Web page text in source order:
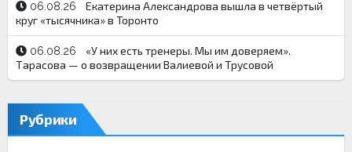
06.08.26
Екатерина Александрова вышла в четвёртый
круг «тысячника» в Торонто
06.08.26
«У них есть тренеры. Мы им доверяем».
Тарасова — о возвращении Валиевой и Трусовой
Рубрики